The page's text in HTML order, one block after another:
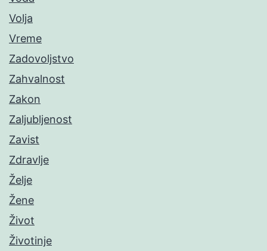
Volja
Vreme
Zadovoljstvo
Zahvalnost
Zakon
Zaljubljenost
Zavist
Zdravlje
Želje
Žene
Život
Životinje